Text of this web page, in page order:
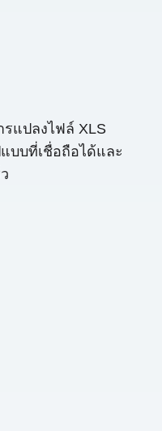
แปลงไฟล์ XLS
บบที่เชื่อถือได้และ